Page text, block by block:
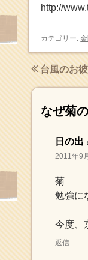
http://
カテゴリー:
台風のお
なぜ菊
日の出
2011年9
菊
勉強に
今度、
返信